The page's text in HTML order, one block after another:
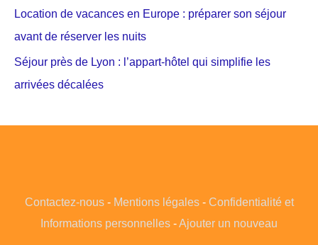
Location de vacances en Europe : préparer son séjour
avant de réserver les nuits
Séjour près de Lyon : l’appart-hôtel qui simplifie les
arrivées décalées
Contactez-nous- Mentions légales- Confidentialité et
Informations personnelles -Ajouter un nouveau